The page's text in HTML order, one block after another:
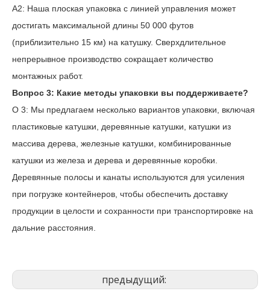
A2: Наша плоская упаковка с линией управления может
достигать максимальной длины 50 000 футов
(приблизительно 15 км) на катушку. Сверхдлительное
непрерывное производство сокращает количество
монтажных работ.
Вопрос 3: Какие методы упаковки вы поддерживаете?
О 3: Мы предлагаем несколько вариантов упаковки, включая
пластиковые катушки, деревянные катушки, катушки из
массива дерева, железные катушки, комбинированные
катушки из железа и дерева и деревянные коробки.
Деревянные полосы и канаты используются для усиления
при погрузке контейнеров, чтобы обеспечить доставку
продукции в целости и сохранности при транспортировке на
дальние расстояния.
предыдущий: